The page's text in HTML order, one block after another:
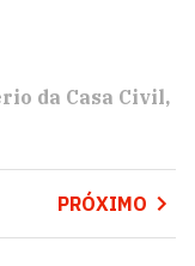
da Casa Civil
PRÓXIMO